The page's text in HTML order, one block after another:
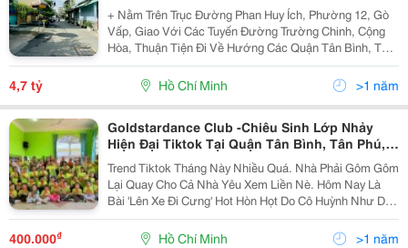
+ Nằm Trên Trục Đường Phan Huy Ích, Phường 12, Gò
Vấp, Giao Với Các Tuyến Đường Trường Chinh, Cộng
Hòa, Thuận Tiện Đi Về Hướng Các Quận Tân Bình, Tân
Phú, Quận 3, Quận 1, Quận 10 Và Quận 5, Gần Với Khu
Cn Tân Bình. + Vị Trí Tiện Lợi Gần Các Tiện Ích...
4,7 tỷ Hồ Chí Minh >1 năm
Goldstardance Club -Chiêu Sinh Lớp Nhảy
Hiện Đại Tiktok Tại Quận Tân Bình, Tân Phú,
Quận 11,Quận 10, Lớp Nhảy Hiện Đại Tiktok
Tháng 4-2025
Trend Tiktok Tháng Này Nhiều Quá. Nhà Phải Gôm Gôm
Lại Quay Cho Cả Nhà Yêu Xem Liền Nè. Hôm Nay Là
Bài 'Lên Xe Đi Cưng' Hot Hòn Họt Do Cô Huỳnh Như Dàn
Dựng Siêu Bốc Cho Mấy Tiktoker Nhí Luôn Nha. Nhanh
Tay Đu Trend Để Còn Quay Clip Up Lên Cho Nhà...
400.000₫ Hồ Chí Minh >1 năm